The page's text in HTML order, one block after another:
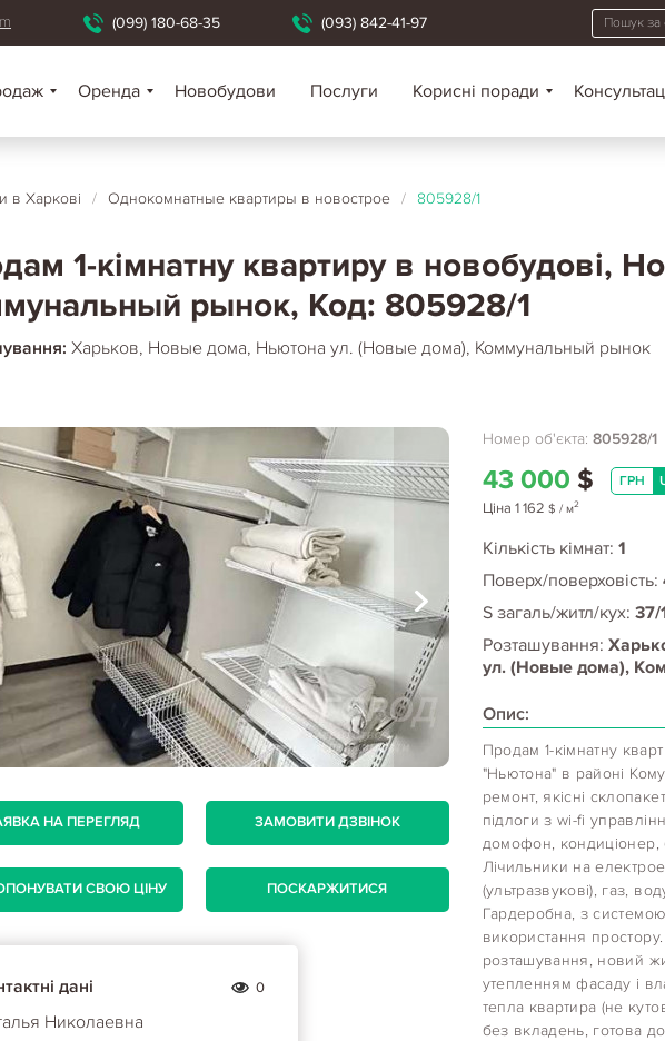
(099) 180-68-35 (093) 842-41-97
Оренда Новобудови Послуги Корисні поради
в Харкові / Однокомнатные квартиры в новострое / 805928/1
1-кімнатну квартиру в новобудові,
рынок, Код: 805928/1
Харьков, Новые дома, Ньютона ул. (Новые дома), Коммунальный рынок
НА ПЕРЕГЛЯД ЗАМОВИТИ ДЗВІНОК
СВОЮ ЦІНУ ПОСКАРЖИТИСЯ
дані 0
Николаевна
Номер об'єкта: 805928/1
43 000 $ ГРН
Ціна 1 162 $ / м2
Кількість кімнат: 1
Поверх/поверховість:
S загаль/житл/кух: 37/
Розташування:
ул. (Новые дома),
Опис:
Продам 1-кімнатну
"Ньютона" в районі
ремонт, якісні
підлоги з wi-fi
домофон, кондиціонер,
Лічильники на
(ультразвукові), газ,
Гардеробна, з
використання
розташування, новий
утепленням фасаду і
тепла квартира (не
без вкладень, готова